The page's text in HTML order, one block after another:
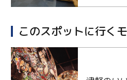
このスポットに行く